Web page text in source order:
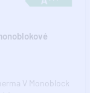
V Monoblock